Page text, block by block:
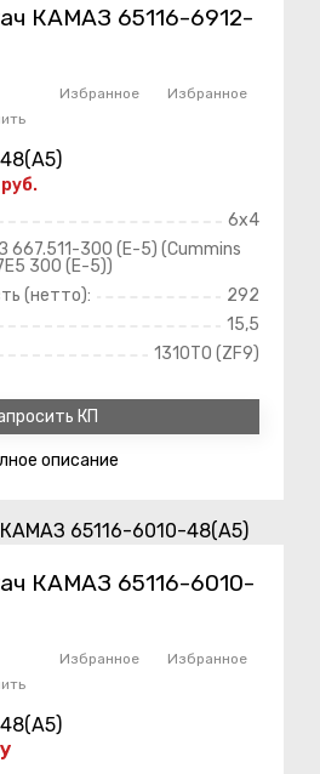
КАМАЗ 65116-6912-
Избранное
Избранное
руб.
6х4
667.511-300 (Е-5) (Cummins
300 (Е-5))
(нетто):
292
15,5
1310ТО (ZF9)
КП
описание
КАМАЗ 65116-6010-
Избранное
Избранное